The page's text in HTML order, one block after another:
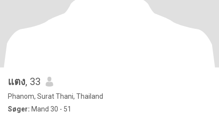
แตง, 33
Phanom, Surat Thani, Thailand
Søger: Mand 30 - 51